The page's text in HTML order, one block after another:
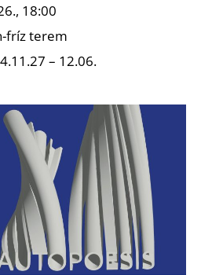
18:00
fríz terem
– 12.06.